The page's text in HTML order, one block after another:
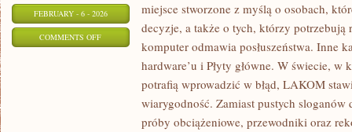
FEBRUARY - 6 - 2026
COMMENTS OFFON
miejsce stworzone z myślą o osobach,
decyzje, a także o tych, którzy potrzebują
komputer odmawia posłuszeństwa. Inne
hardware’u i Płyty główne. W świecie,
potrafią wprowadzić w błąd, LAKOM
wiarygodność. Zamiast pustych sloganów
próby obciążeniowe, przewodniki oraz